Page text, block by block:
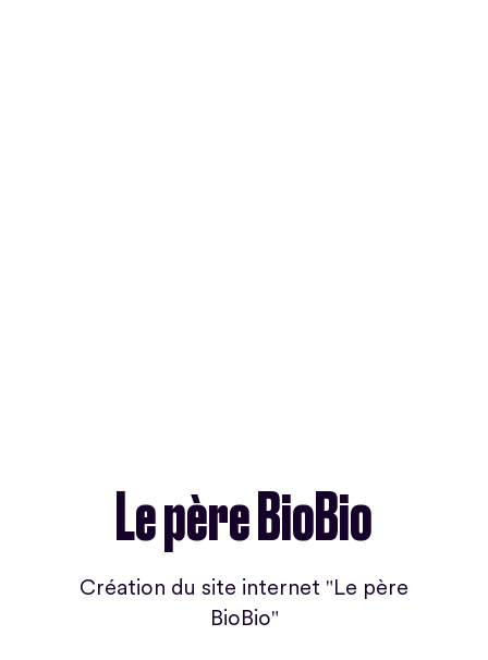
Le père BioBio
Création du site internet "Le père
BioBio"